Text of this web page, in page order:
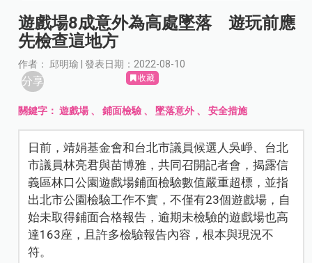
遊戲場8成意外為高處墜落 遊玩前應
先檢查這地方
作者： 邱明瑜 | 發表日期：2022-08-10
分享 收藏
關鍵字：遊戲場 、鋪面檢驗 、墜落意外、安全措施
日前，靖娟基金會和台北市議員候選人吳崢、台北
市議員林亮君與苗博雅，共同召開記者會，揭露信
義區林口公園遊戲場鋪面檢驗數值嚴重超標，並指
出北市公園檢驗工作不實，不僅有23個遊戲場，自
始未取得鋪面合格報告，逾期未檢驗的遊戲場也高
達163座，且許多檢驗報告內容，根本與現況不
符。